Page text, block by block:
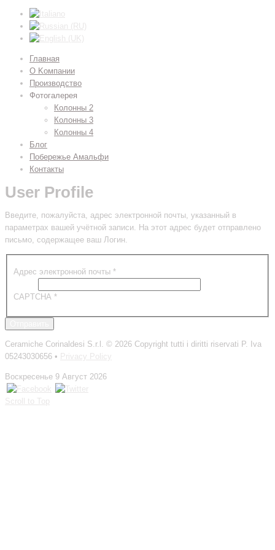
Главная
О Kомпании
Производство
Фотогалерея
Колонны 2
Колонны 3
Колонны 4
Блог
Побережье Амальфи
Контакты
User Profile
Введите, пожалуйста, адрес электронной почты, указанный в
параметрах вашей учётной записи. На этот адрес будет отправлено
письмо, содержащее ваш Логин.
Адрес электронной почты*
CAPTCHA*
Ceramiche Corinaldesi S.r.l. © 2026 Copyright tutti i diritti riservati P. Iva
05243030656 • Privacy Policy
Воскресенье 9 Август 2026
Scroll to Top